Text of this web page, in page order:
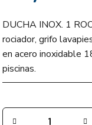
DUCHA INOX. 1
rociador, grifo
en acero inoxidable
piscinas.